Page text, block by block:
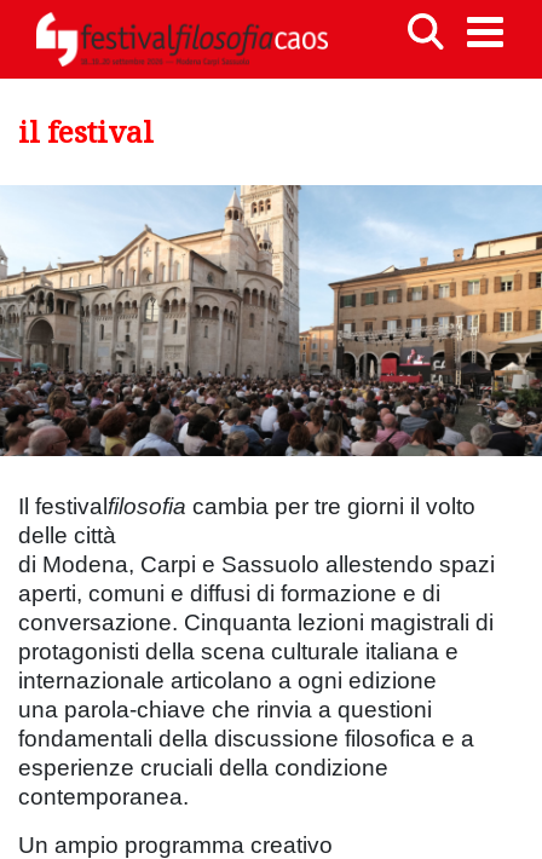
il festival
Il festivalfilosofia cambia per tre giorni il volto
delle città
di Modena, Carpi e Sassuolo allestendo spazi
aperti, comuni e diffusi di formazione e di
conversazione. Cinquanta lezioni magistrali di
protagonisti della scena culturale italiana e
internazionale articolano a ogni edizione
una parola-chiave che rinvia a questioni
fondamentali della discussione filosofica e a
esperienze cruciali della condizione
contemporanea.
Un ampio programma creativo